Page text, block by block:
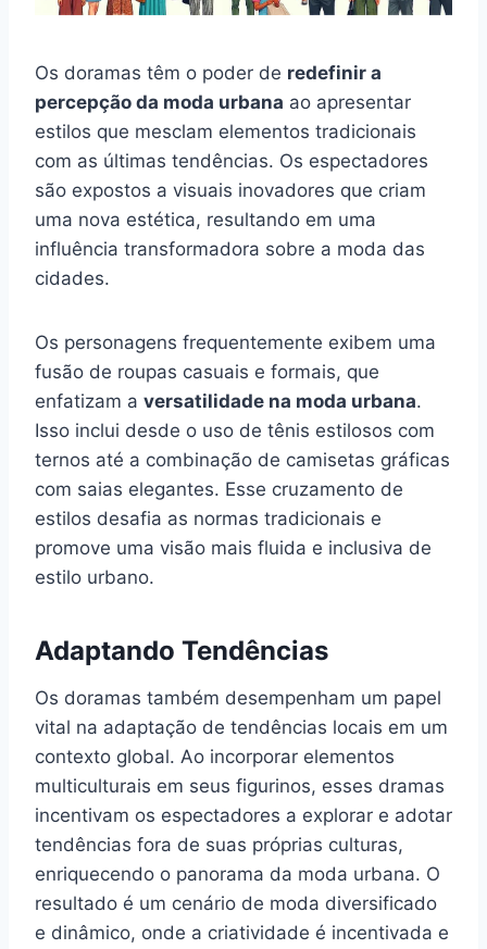
Os doramas têm o poder de redefinir a
percepção da moda urbana ao apresentar
estilos que mesclam elementos tradicionais
com as últimas tendências. Os espectadores
são expostos a visuais inovadores que criam
uma nova estética, resultando em uma
influência transformadora sobre a moda das
cidades.
Os personagens frequentemente exibem uma
fusão de roupas casuais e formais, que
enfatizam a versatilidade na moda urbana.
Isso inclui desde o uso de tênis estilosos com
ternos até a combinação de camisetas gráficas
com saias elegantes. Esse cruzamento de
estilos desafia as normas tradicionais e
promove uma visão mais fluida e inclusiva de
estilo urbano.
Adaptando Tendências
Os doramas também desempenham um papel
vital na adaptação de tendências locais em um
contexto global. Ao incorporar elementos
multiculturais em seus figurinos, esses dramas
incentivam os espectadores a explorar e adotar
tendências fora de suas próprias culturas,
enriquecendo o panorama da moda urbana. O
resultado é um cenário de moda diversificado
e dinâmico, onde a criatividade é incentivada e